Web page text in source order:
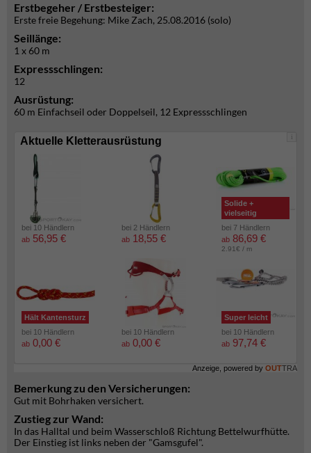
Erstbegeher / Erstbesteiger:
Erste freie Begehung: Mike Zach, 25.08.2016 (solo)
Seillänge:
1 x 60 m
Expressschlingen:
12
Ausrüstung:
60 m Einfachseil oder Doppelseil, 12 Expressschlingen
i
Aktuelle Kletterausrüstung
bei 10 Händlern
ab 56,95 €
bei 2 Händlern
ab 18,55 €
Solide +
vielseitig
bei 7 Händlern
ab 86,69 €
2.91€ / m
Hält Kantensturz
bei 10 Händlern
ab 0,00 €
bei 10 Händlern
ab 0,00 €
Super leicht
bei 10 Händlern
ab 97,74 €
Anzeige, powered by OUTTRA
Bemerkung zu den Versicherungen:
Gut mit Bohrhaken versichert.
Zustieg zur Wand:
In das Halltal und beim Wasserschloß Richtung Bettelwurfhütte.
Der Einstieg ist links neben der "Gamsgufel".